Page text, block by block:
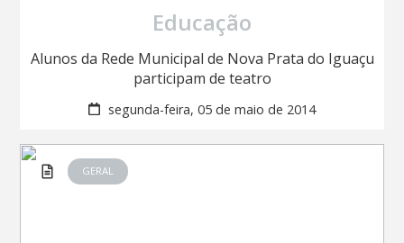
Educação
Alunos da Rede Municipal de Nova Prata do Iguaçu
participam de teatro
segunda-feira, 05 de maio de 2014
GERAL